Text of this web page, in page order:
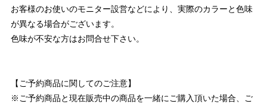
お客様のお使いのモニター設営などにより、実際のカラーと色味
が異なる場合がございます。
色味が不安な方はお問合せ下さい。
【ご予約商品に関してのご注意】
※ご予約商品と現在販売中の商品を一緒にご購入頂いた場合、ご